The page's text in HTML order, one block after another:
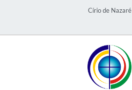
Círio de Nazaré